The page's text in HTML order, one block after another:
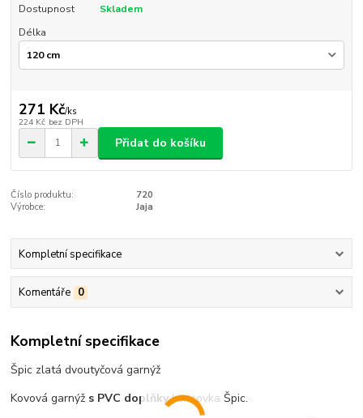
Dostupnost
Skladem
Délka
271 Kč/ks
224 Kč bez DPH
Přidat do košíku
Číslo produktu:
720
Výrobce:
Jaja
Kompletní specifikace
Komentáře 0
Kompletní specifikace
Špic zlatá dvoutyčová garnýž
Kovová garnýž s PVC doplňkykoncovka Špic.